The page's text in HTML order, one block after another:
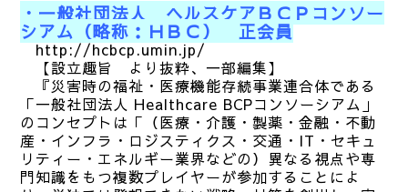
・一般社団法人 ヘルスケアＢＣＰコンソー
シアム（略称：ＨＢＣ） 正会員
http://hcbcp.umin.jp/
【設立趣旨 より抜粋、一部編集】
『災害時の福祉・医療機能存続事業連合体である
「一般社団法人 Healthcare BCPコンソーシアム」
のコンセプトは「（医療・介護・製薬・金融・不動
産・インフラ・ロジスティクス・交通・IT・セキュ
リティー・エネルギー業界などの）異なる視点や専
門知識をもつ複数プレイヤーが参加することによ